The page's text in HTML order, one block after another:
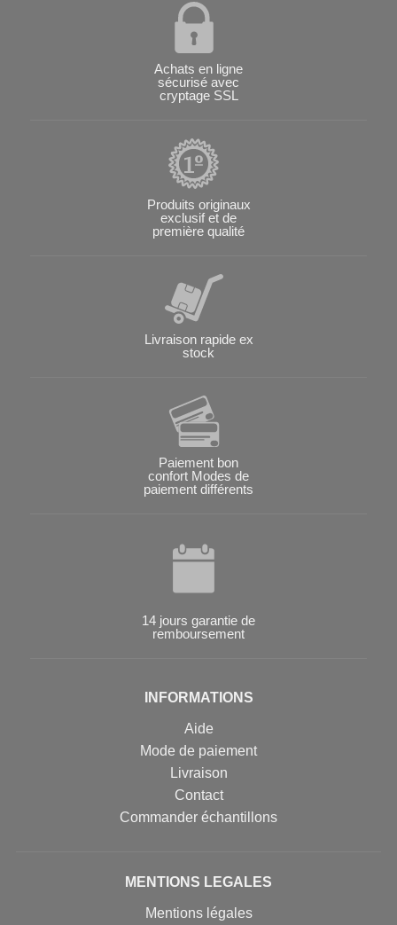
Achats en ligne
sécurisé avec
cryptage SSL
Produits originaux
exclusif et de
première qualité
Livraison rapide ex
stock
Paiement bon
confort Modes de
paiement différents
14 jours garantie de
remboursement
INFORMATIONS
Aide
Mode de paiement
Livraison
Contact
Commander échantillons
MENTIONS LEGALES
Mentions légales